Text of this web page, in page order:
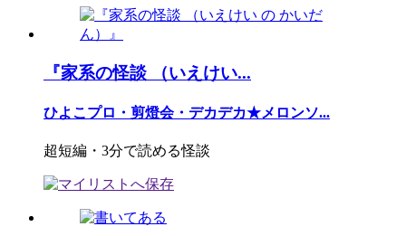
『家系の怪談 （いえけい...
ひよこプロ・剪燈会・デカデカ★メロンソ...
超短編・3分で読める怪談